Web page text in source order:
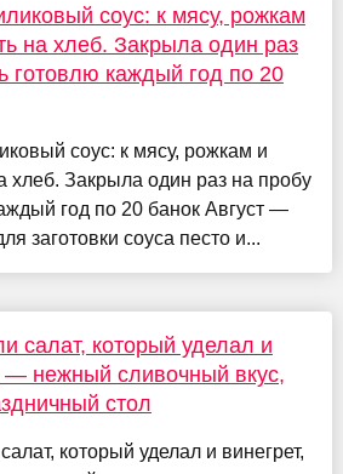
соус: к мясу, рожкам
на хлеб. Закрыла один раз
готовлю каждый год по 20
соус: к мясу, рожкам и
хлеб. Закрыла один раз на пробу
год по 20 банок Август —
заготовки соуса песто и...
салат, который уделал и
— нежный сливочный вкус,
стол
который уделал и винегрет,